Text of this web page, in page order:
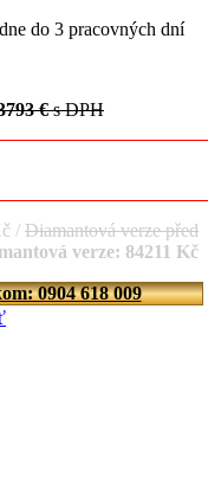
do 3 pracovných dní
€s DPH
/ Diamantová verze před
verze: 84211 Kč
0904 618 009